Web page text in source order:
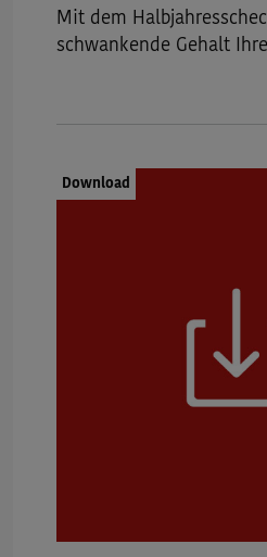
Mit dem
schwankende Gehalt
Dokumenttyp:
Download